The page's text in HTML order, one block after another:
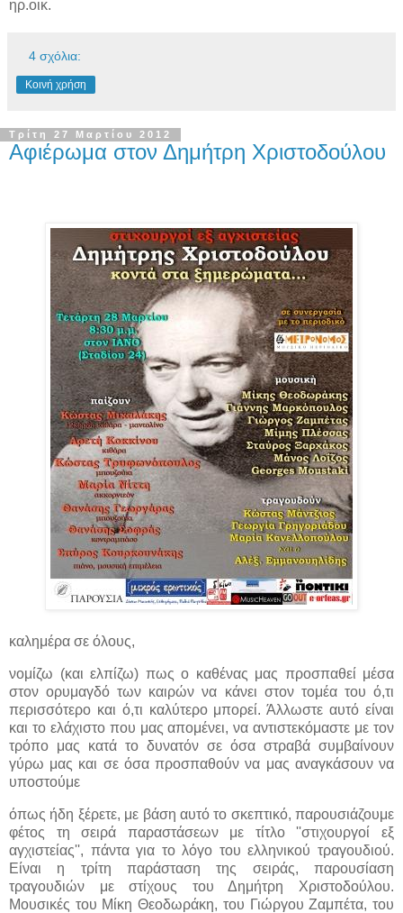
ηρ.οικ.
4 σχόλια:
Κοινή χρήση
Τρίτη 27 Μαρτίου 2012
Αφιέρωμα στον Δημήτρη Χριστοδούλου
καλημέρα σε όλους,
νομίζω (και ελπίζω) πως ο καθένας μας προσπαθεί μέσα
στον ορυμαγδό των καιρών να κάνει στον τομέα του ό,τι
περισσότερο και ό,τι καλύτερο μπορεί. Άλλωστε αυτό είναι
και το ελάχιστο που μας απομένει, να αντιστεκόμαστε με τον
τρόπο μας κατά το δυνατόν σε όσα στραβά συμβαίνουν
γύρω μας και σε όσα προσπαθούν να μας αναγκάσουν να
υποστούμε
όπως ήδη ξέρετε, με βάση αυτό το σκεπτικό, παρουσιάζουμε
φέτος τη σειρά παραστάσεων με τίτλο ''στιχουργοί εξ
αγχιστείας'', πάντα για το λόγο του ελληνικού τραγουδιού.
Είναι η τρίτη παράσταση της σειράς, παρουσίαση
τραγουδιών με στίχους του Δημήτρη Χριστοδούλου.
Μουσικές του Μίκη Θεοδωράκη, του Γιώργου Ζαμπέτα, του